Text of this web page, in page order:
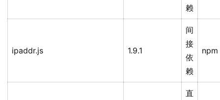
赖
ipaddr.js 1.9.1
间
接
依
赖
npm
直